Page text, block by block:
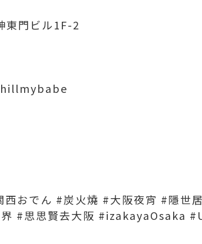
東門ビル1F-2
おでん #炭火燒 #大阪夜宵 #隱世
#思思賢去大阪 #izakayaOsaka